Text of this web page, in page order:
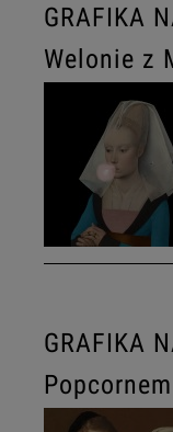
GRAFIKA
Welonie z
GRAFIKA
Popcornem